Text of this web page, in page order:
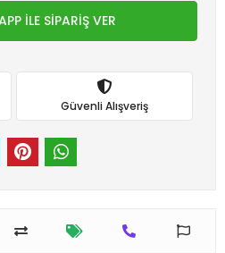
İLE SİPARİŞ VER
Güvenli Alışveriş